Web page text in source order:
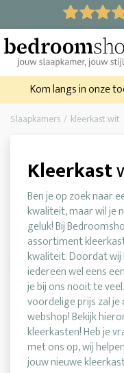
Kom langs in onze
Slaapkamers kleerkast wit
Kleerkast
Ben je op zoek naar
kwaliteit, maar wil je
geluk! Bij
assortiment
kwaliteit. Doordat
iedereen wel eens
je bij ons nooit te
voordelige prijs zal
webshop! Bekijk
kleerkasten! Heb je
met ons op, wij
jouw nieuwe